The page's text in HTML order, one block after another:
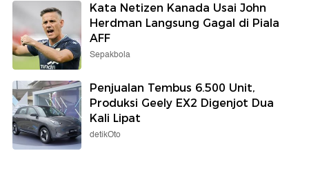
Kata Netizen Kanada Usai John
Herdman Langsung Gagal di Piala
AFF
Sepakbola
Penjualan Tembus 6.500 Unit,
Produksi Geely EX2 Digenjot Dua
Kali Lipat
detikOto